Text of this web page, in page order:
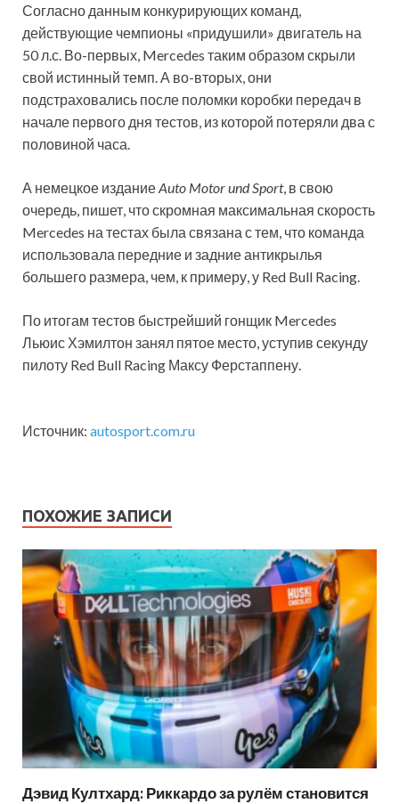
Согласно данным конкурирующих команд,
действующие чемпионы «придушили» двигатель на
50 л.с. Во-первых, Mercedes таким образом скрыли
свой истинный темп. А во-вторых, они
подстраховались после поломки коробки передач в
начале первого дня тестов, из которой потеряли два с
половиной часа.
А немецкое изданиеAuto Motor und Sport, в свою
очередь, пишет, что скромная максимальная скорость
Mercedes на тестах была связана с тем, что команда
использовала передние и задние антикрылья
большего размера, чем, к примеру, у Red Bull Racing.
По итогам тестов быстрейший гонщик Mercedes
Льюис Хэмилтон занял пятое место, уступив секунду
пилоту Red Bull Racing Максу Ферстаппену.
Источник: autosport.com.ru
ПОХОЖИЕ ЗАПИСИ
Дэвид Култхард: Риккардо за рулём становится